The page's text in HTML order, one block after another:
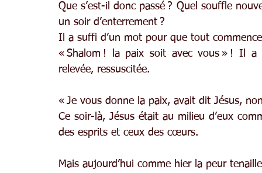
Que s’est-il donc passé ? Quel souffle
un soir d’enterrement ?
Il a suffi d’un mot pour que tout commence
« Shalom ! la paix soit avec vous » ! Il
relevée, ressuscitée.
« Je vous donne la paix, avait dit Jésus,
Ce soir-là, Jésus était au milieu d’eux
des esprits et ceux des cœurs.
Mais aujourd’hui comme hier la peur